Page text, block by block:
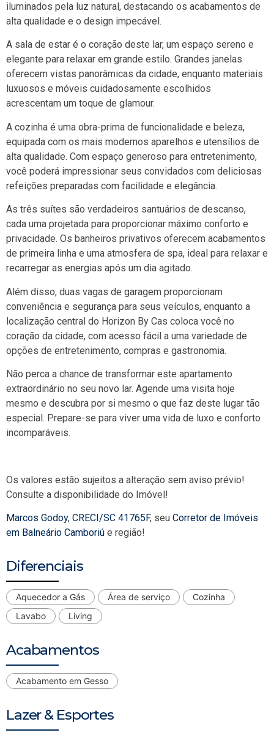
iluminados pela luz natural, destacando os acabamentos de
alta qualidade e o design impecável.
A sala de estar é o coração deste lar, um espaço sereno e
elegante para relaxar em grande estilo. Grandes janelas
oferecem vistas panorâmicas da cidade, enquanto materiais
luxuosos e móveis cuidadosamente escolhidos
acrescentam um toque de glamour.
A cozinha é uma obra-prima de funcionalidade e beleza,
equipada com os mais modernos aparelhos e utensílios de
alta qualidade. Com espaço generoso para entretenimento,
você poderá impressionar seus convidados com deliciosas
refeições preparadas com facilidade e elegância.
As três suítes são verdadeiros santuários de descanso,
cada uma projetada para proporcionar máximo conforto e
privacidade. Os banheiros privativos oferecem acabamentos
de primeira linha e uma atmosfera de spa, ideal para relaxar e
recarregar as energias após um dia agitado.
Além disso, duas vagas de garagem proporcionam
conveniência e segurança para seus veículos, enquanto a
localização central do Horizon By Cas coloca você no
coração da cidade, com acesso fácil a uma variedade de
opções de entretenimento, compras e gastronomia.
Não perca a chance de transformar este apartamento
extraordinário no seu novo lar. Agende uma visita hoje
mesmo e descubra por si mesmo o que faz deste lugar tão
especial. Prepare-se para viver uma vida de luxo e conforto
incomparáveis.
Os valores estão sujeitos a alteração sem aviso prévio!
Consulte a disponibilidade do Imóvel!
Marcos Godoy, CRECI/SC 41765F, seu Corretor de Imóveis
em Balneário Camboriú e região!
Diferenciais
Aquecedor a Gás Área de serviço
Cozinha
Lavabo
Living
Acabamentos
Acabamento em Gesso
Lazer & Esportes